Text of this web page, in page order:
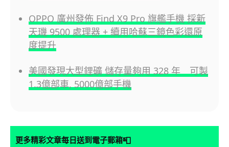
OPPO 廣州發佈 Find X9 Pro 旗艦手機 採新
天璣 9500 處理器 + 續用哈蘇三鏡色彩還原
度提升
美國發現大型鋰礦 儲存量夠用 328 年 可製
1.3億部車, 5000億部手機
更多精彩文章每日送到電子郵箱📮